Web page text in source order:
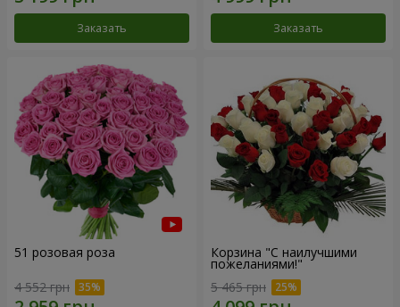
Заказать Заказать
51 розовая роза
4 552 грн
Корзина "С наилучшими
пожеланиями!"
5 465 грн